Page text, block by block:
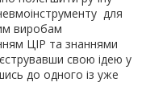
для
виробам
ЦІР та знаннями
свою ідею у
до одного із уже